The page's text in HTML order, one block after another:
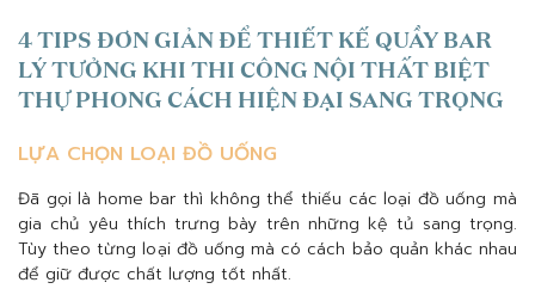
4 TIPS ĐƠN GIẢN ĐỂ THIẾT KẾ QUẦY BAR
LÝ TƯỞNG KHI THI CÔNG NỘI THẤT BIỆT
THỰ PHONG CÁCH HIỆN ĐẠI SANG TRỌNG
LỰA CHỌN LOẠI ĐỒ UỐNG
Đã gọi là home bar thì không thể thiếu các loại đồ uống mà
gia chủ yêu thích trưng bày trên những kệ tủ sang trọng.
Tùy theo từng loại đồ uống mà có cách bảo quản khác nhau
để giữ được chất lượng tốt nhất.